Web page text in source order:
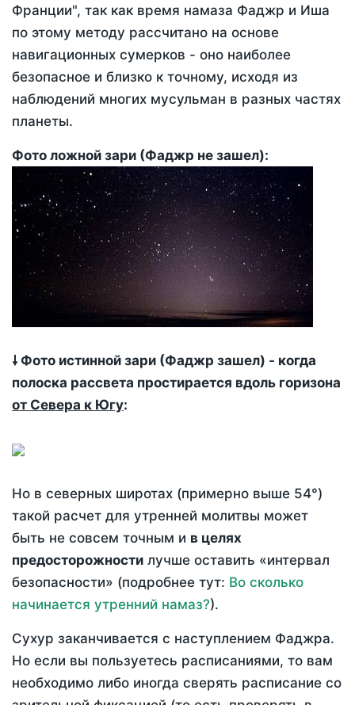
Франции", так как время намаза Фаджр и Иша
по этому методу рассчитано на основе
навигационных сумерков - оно наиболее
безопасное и близко к точному, исходя из
наблюдений многих мусульман в разных частях
планеты.
Фото ложной зари (Фаджр не зашел):
🠗 Фото истинной зари (Фаджр зашел) - когда
полоска рассвета простирается вдоль горизона
от Севера к Югу:
Но в северных широтах (примерно выше 54°)
такой расчет для утренней молитвы может
быть не совсем точным и в целях
предосторожности лучше оставить «интервал
безопасности» (подробнее тут: Во сколько
начинается утренний намаз?).
Сухур заканчивается с наступлением Фаджра.
Но если вы пользуетесь расписаниями, то вам
необходимо либо иногда сверять расписание со